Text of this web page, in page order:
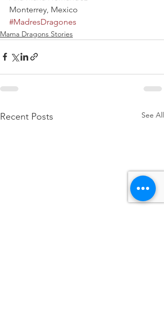
Monterrey, Mexico
#MadresDragones
Mama Dragons Stories
Recent Posts See All